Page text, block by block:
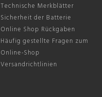
Technische Merkblätter
Sicherheit der Batterie
Online Shop Rückgaben
Häufig gestellte Fragen zum
Online-Shop
Versandrichtlinien